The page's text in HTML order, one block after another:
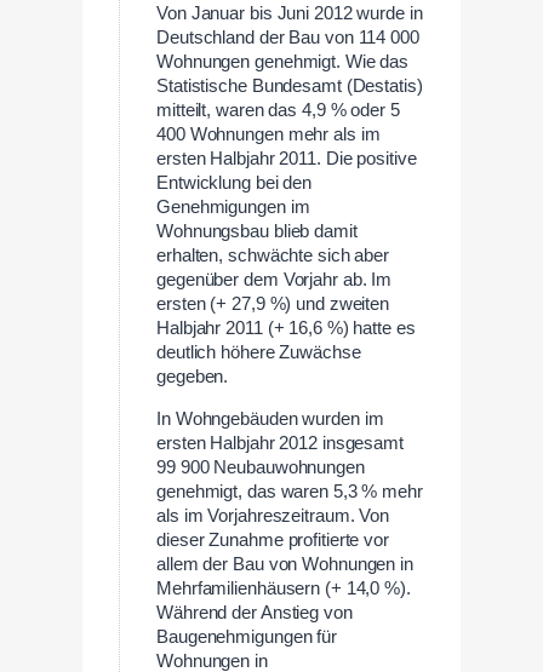
Von Januar bis Juni 2012 wurde in
Deutschland der Bau von 114 000
Wohnungen genehmigt. Wie das
Statistische Bundesamt (Destatis)
mitteilt, waren das 4,9 % oder 5
400 Wohnungen mehr als im
ersten Halbjahr 2011. Die positive
Entwicklung bei den
Genehmigungen im
Wohnungsbau blieb damit
erhalten, schwächte sich aber
gegenüber dem Vorjahr ab. Im
ersten (+ 27,9 %) und zweiten
Halbjahr 2011 (+ 16,6 %) hatte es
deutlich höhere Zuwächse
gegeben.
In Wohngebäuden wurden im
ersten Halbjahr 2012 insgesamt
99 900 Neubauwohnungen
genehmigt, das waren 5,3 % mehr
als im Vorjahreszeitraum. Von
dieser Zunahme profitierte vor
allem der Bau von Wohnungen in
Mehrfamilienhäusern (+ 14,0 %).
Während der Anstieg von
Baugenehmigungen für
Wohnungen in